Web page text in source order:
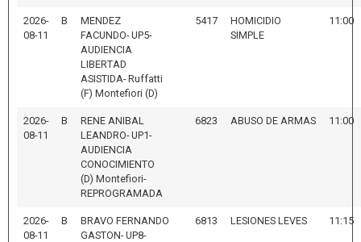
2026-
08-11
B
MENDEZ
FACUNDO- UP5-
AUDIENCIA
LIBERTAD
ASISTIDA- Ruffatti
(F) Montefiori (D)
5417
HOMICIDIO
SIMPLE
11:00
2026-
08-11
B
RENE ANIBAL
LEANDRO- UP1-
AUDIENCIA
CONOCIMIENTO
(D) Montefiori-
REPROGRAMADA
6823 ABUSO DE ARMAS 11:00
2026-
08-11
B
BRAVO FERNANDO
GASTON- UP8-
6813 LESIONES LEVES 11:15